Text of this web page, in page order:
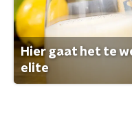
Hier gaat het te
elite